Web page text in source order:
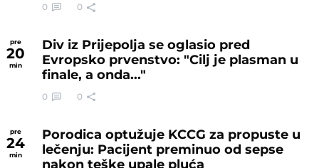
0 0
pre
20
min
Div iz Prijepolja se oglasio pred
Evropsko prvenstvo: "Cilj je plasman u
finale, a onda..."
0 0
pre
24
min
Porodica optužuje KCCG za propuste u
lečenju: Pacijent preminuo od sepse
nakon teške upale pluća